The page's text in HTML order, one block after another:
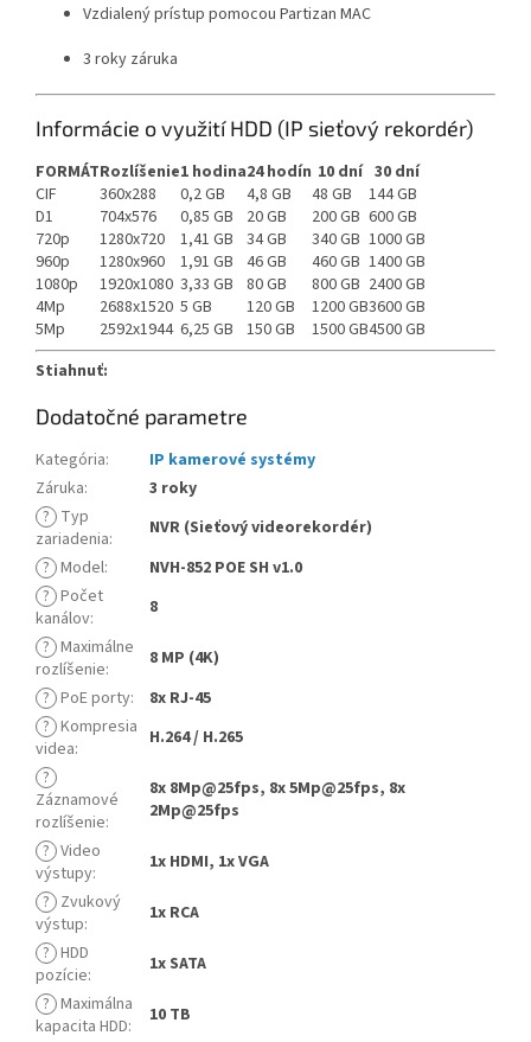
Vzdialený prístup pomocou Partizan MAC
3 roky záruka
Informácie o využití HDD (IP sieťový rekordér)
FORMÁTRozlíšenie1 hodina24 hodín 10 dní 30 dní
CIF
360x288 0,2 GB 4,8 GB 48 GB
144 GB
D1
704x576 0,85 GB 20 GB 200 GB 600 GB
720p
1280x720 1,41 GB 34 GB 340 GB 1000 GB
960p
1280x960 1,91 GB 46 GB 460 GB 1400 GB
1080p
1920x1080 3,33 GB 80 GB 800 GB 2400 GB
4Mp
2688x1520 5 GB 120 GB 1200 GB3600 GB
5Mp
2592x1944 6,25 GB 150 GB 1500 GB4500 GB
Stiahnuť:
Dodatočné parametre
Kategória:
IP kamerové systémy
Záruka:
3 roky
? Typ
zariadenia:
NVR (Sieťový videorekordér)
? Model:
NVH-852 POE SH v1.0
? Počet
kanálov:
8
? Maximálne
rozlíšenie:
8 MP (4K)
? PoE porty:
8x RJ-45
? Kompresia
videa:
H.264 / H.265
?
Záznamové
rozlíšenie:
8x 8Mp@25fps, 8x 5Mp@25fps, 8x
2Mp@25fps
? Video
výstupy:
1x HDMI, 1x VGA
? Zvukový
výstup:
1x RCA
? HDD
pozície:
1x SATA
? Maximálna
kapacita HDD:
10 TB